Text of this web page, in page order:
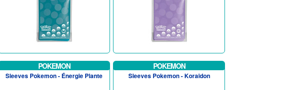
POKEMON
Sleeves Pokemon - Énergie Plante
POKEMON
Sleeves Pokemon - Koraidon